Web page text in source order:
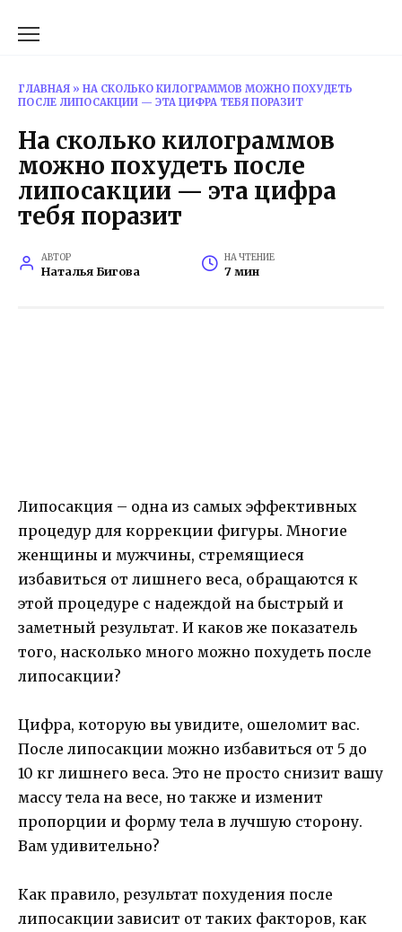
ГЛАВНАЯ » НА СКОЛЬКО КИЛОГРАММОВ МОЖНО ПОХУДЕТЬ
ПОСЛЕ ЛИПОСАКЦИИ — ЭТА ЦИФРА ТЕБЯ ПОРАЗИТ
На сколько килограммов
можно похудеть после
липосакции — эта цифра
тебя поразит
АВТОР
Наталья Бигова
НА ЧТЕНИЕ
7 мин
Липосакция – одна из самых эффективных
процедур для коррекции фигуры. Многие
женщины и мужчины, стремящиеся
избавиться от лишнего веса, обращаются к
этой процедуре с надеждой на быстрый и
заметный результат. И каков же показатель
того, насколько много можно похудеть после
липосакции?
Цифра, которую вы увидите, ошеломит вас.
После липосакции можно избавиться от 5 до
10 кг лишнего веса. Это не просто снизит вашу
массу тела на весе, но также и изменит
пропорции и форму тела в лучшую сторону.
Вам удивительно?
Как правило, результат похудения после
липосакции зависит от таких факторов, как